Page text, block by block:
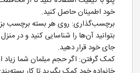
خود اطمینان حاصل کنید.
برچسب‌گذاری: روی هر بسته برچسب
بتوانید آن‌ها را شناسایی کنید و در
جای خود قرار دهید.
کمک گرفتن: اگر حجم مبلمان شما زیاد